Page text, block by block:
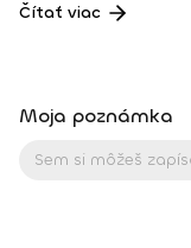
Čítať viac
Moja poznámka